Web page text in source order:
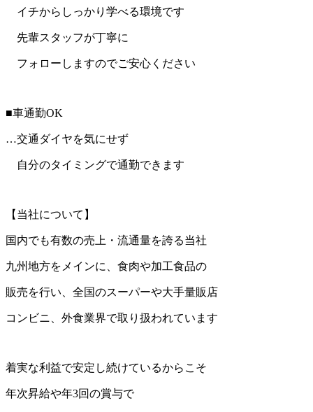
イチからしっかり学べる環境です
先輩スタッフが丁寧に
フォローしますのでご安心ください
■車通勤OK
…交通ダイヤを気にせず
自分のタイミングで通勤できます
【当社について】
国内でも有数の売上・流通量を誇る当社
九州地方をメインに、食肉や加工食品の
販売を行い、全国のスーパーや大手量販店
コンビニ、外食業界で取り扱われています
着実な利益で安定し続けているからこそ
年次昇給や年3回の賞与で